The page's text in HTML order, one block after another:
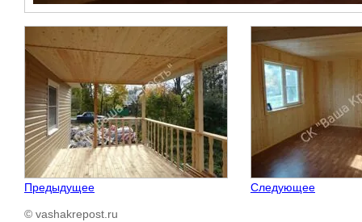
Предыдущее Следующее
© vashakrepost.ru